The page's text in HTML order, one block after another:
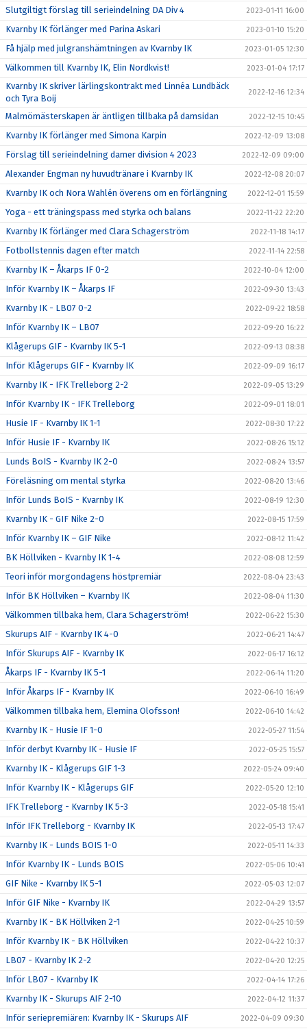
Slutgiltigt förslag till serieindelning DA Div 4 2023-01-11 16:00
Kvarnby IK förlänger med Parina Askari 2023-01-10 15:20
Få hjälp med julgranshämtningen av Kvarnby IK 2023-01-05 12:30
Välkommen till Kvarnby IK, Elin Nordkvist! 2023-01-04 17:17
Kvarnby IK skriver lärlingskontrakt med Linnéa Lundbäck
och Tyra Boij
2022-12-16 12:34
Malmömästerskapen är äntligen tillbaka på damsidan 2022-12-15 10:45
Kvarnby IK förlänger med Simona Karpin 2022-12-09 13:08
Förslag till serieindelning damer division 4 2023 2022-12-09 09:00
Alexander Engman ny huvudtränare i Kvarnby IK 2022-12-08 20:07
Kvarnby IK och Nora Wahlén överens om en förlängning 2022-12-01 15:59
Yoga - ett träningspass med styrka och balans 2022-11-22 22:20
Kvarnby IK förlänger med Clara Schagerström 2022-11-18 14:17
Fotbollstennis dagen efter match 2022-11-14 22:58
Kvarnby IK – Åkarps IF 0-2 2022-10-04 12:00
Inför Kvarnby IK – Åkarps IF 2022-09-30 13:43
Kvarnby IK - LB07 0-2 2022-09-22 18:58
Inför Kvarnby IK – LB07 2022-09-20 16:22
Klågerups GIF - Kvarnby IK 5-1 2022-09-13 08:38
Inför Klågerups GIF - Kvarnby IK 2022-09-09 16:17
Kvarnby IK - IFK Trelleborg 2-2 2022-09-05 13:29
Inför Kvarnby IK - IFK Trelleborg 2022-09-01 18:01
Husie IF - Kvarnby IK 1-1 2022-08-30 17:22
Inför Husie IF - Kvarnby IK 2022-08-26 15:12
Lunds BoIS - Kvarnby IK 2-0 2022-08-24 13:57
Föreläsning om mental styrka 2022-08-20 13:46
Inför Lunds BoIS - Kvarnby IK 2022-08-19 12:30
Kvarnby IK - GIF Nike 2-0 2022-08-15 17:59
Inför Kvarnby IK – GIF Nike 2022-08-12 11:42
BK Höllviken - Kvarnby IK 1-4 2022-08-08 12:59
Teori inför morgondagens höstpremiär 2022-08-04 23:43
Inför BK Höllviken – Kvarnby IK 2022-08-04 11:30
Välkommen tillbaka hem, Clara Schagerström! 2022-06-22 15:30
Skurups AIF - Kvarnby IK 4-0 2022-06-21 14:47
Inför Skurups AIF - Kvarnby IK 2022-06-17 16:12
Åkarps IF - Kvarnby IK 5-1 2022-06-14 11:20
Inför Åkarps IF - Kvarnby IK 2022-06-10 16:49
Välkommen tillbaka hem, Elemina Olofsson! 2022-06-10 14:42
Kvarnby IK - Husie IF 1-0 2022-05-27 11:54
Inför derbyt Kvarnby IK - Husie IF 2022-05-25 15:57
Kvarnby IK - Klågerups GIF 1-3 2022-05-24 09:40
Inför Kvarnby IK - Klågerups GIF 2022-05-20 12:10
IFK Trelleborg - Kvarnby IK 5-3 2022-05-18 15:41
Inför IFK Trelleborg - Kvarnby IK 2022-05-13 17:47
Kvarnby IK - Lunds BOIS 1-0 2022-05-11 14:33
Inför Kvarnby IK - Lunds BOIS 2022-05-06 10:41
GIF Nike - Kvarnby IK 5-1 2022-05-03 12:07
Inför GIF Nike - Kvarnby IK 2022-04-29 13:57
Kvarnby IK - BK Höllviken 2-1 2022-04-25 10:59
Inför Kvarnby IK - BK Höllviken 2022-04-22 10:37
LB07 - Kvarnby IK 2-2 2022-04-20 12:25
Inför LB07 - Kvarnby IK 2022-04-14 17:26
Kvarnby IK - Skurups AIF 2-10 2022-04-12 11:37
Inför seriepremiären: Kvarnby IK - Skurups AIF 2022-04-09 09:30